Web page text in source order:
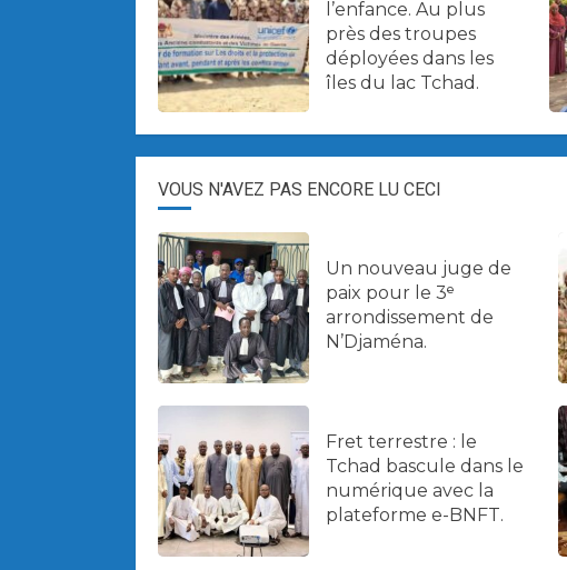
l’enfance. Au plus
près des troupes
déployées dans les
îles du lac Tchad.
VOUS N'AVEZ PAS ENCORE LU CECI
Un nouveau juge de
paix pour le 3ᵉ
arrondissement de
N’Djaména.
Fret terrestre : le
Tchad bascule dans le
numérique avec la
plateforme e-BNFT.